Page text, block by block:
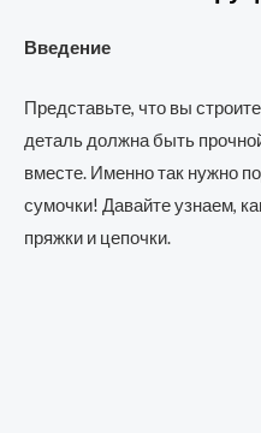
Введение
Представьте, что вы
деталь должна быть
вместе. Именно так нужно
сумочки! Давайте узнаем,
пряжки и цепочки.